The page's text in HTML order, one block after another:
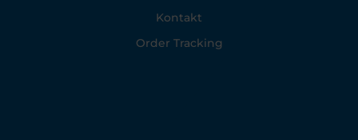
Kontakt
Order Tracking